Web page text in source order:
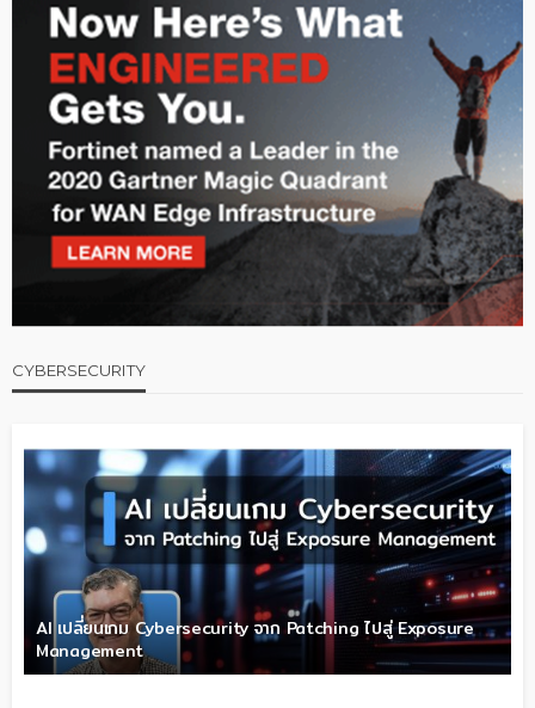
CYBERSECURITY
AI เปลี่ยนเกม Cybersecurity จาก Patching ไปสู่ Exposure
Management